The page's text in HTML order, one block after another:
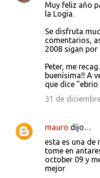
Muy feliz año
la Logia.
Se disfruta
comentarios,
2008 sigan por
Peter, me
buenísima!! A
que dice
31 de
mauro dijo…
esta es una de
tome en
october 09 y
mejor